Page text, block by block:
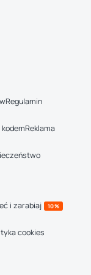
Regulamin
Reklama
i zarabiaj 10%
cookies